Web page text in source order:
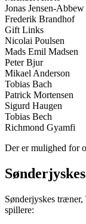
Jonas Jensen-Abbew
Frederik Brandhof
Gift Links
Nicolai Poulsen
Mads Emil Madsen
Peter Bjur
Mikael Anderson
Tobias Bach
Patrick Mortensen
Sigurd Haugen
Tobias Bech
Richmond Gyamfi
Der er mulighed for
Sønderjyskes
spillere: